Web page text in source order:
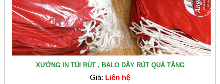
XƯỞNG IN TÚI RÚT , BALO DÂY RÚT QUÀ TẶNG
Giá: Liên hệ